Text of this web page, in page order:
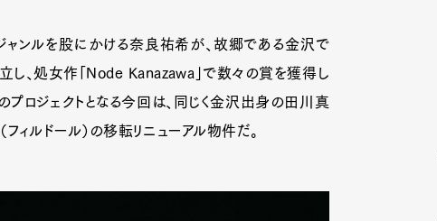
ャンルを股にかける奈良祐希が、故郷である金沢で
、処女作「Node Kanazawa」で数々の賞を獲得し
ロジェクトとなる今回は、同じく金沢出身の田川真
ィルドール）の移転リニューアル物件だ。